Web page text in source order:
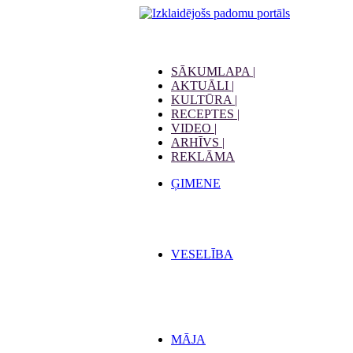
SĀKUMLAPA |
AKTUĀLI |
KULTŪRA |
RECEPTES |
VIDEO |
ARHĪVS |
REKLĀMA
ĢIMENE
VESELĪBA
MĀJA